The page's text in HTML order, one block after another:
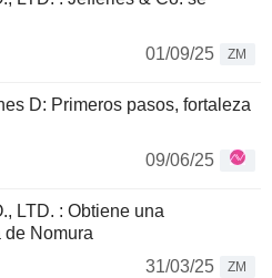
01/09/25
ZM
D: Primeros pasos, fortaleza
09/06/25
LTD. : Obtiene una
de Nomura
31/03/25
ZM